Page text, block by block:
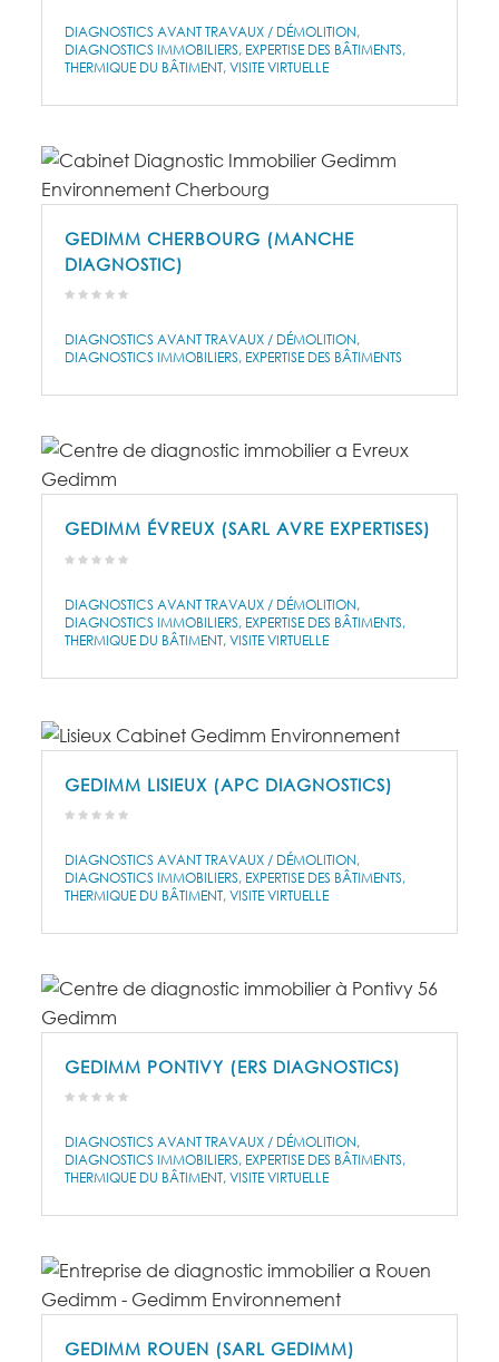
DIAGNOSTICS AVANT TRAVAUX / DÉMOLITION
DIAGNOSTICS IMMOBILIERS EXPERTISE DES BÂTIMENTS
THERMIQUE DU BÂTIMENT VISITE VIRTUELLE
GEDIMM CHERBOURG (MANCHE
DIAGNOSTIC)
DIAGNOSTICS AVANT TRAVAUX / DÉMOLITION
DIAGNOSTICS IMMOBILIERS EXPERTISE DES BÂTIMENTS
GEDIMM ÉVREUX (SARL AVRE EXPERTISES)
DIAGNOSTICS AVANT TRAVAUX / DÉMOLITION
DIAGNOSTICS IMMOBILIERS EXPERTISE DES BÂTIMENTS
THERMIQUE DU BÂTIMENT VISITE VIRTUELLE
GEDIMM LISIEUX (APC DIAGNOSTICS)
DIAGNOSTICS AVANT TRAVAUX / DÉMOLITION
DIAGNOSTICS IMMOBILIERS EXPERTISE DES BÂTIMENTS
THERMIQUE DU BÂTIMENT VISITE VIRTUELLE
GEDIMM PONTIVY (ERS DIAGNOSTICS)
DIAGNOSTICS AVANT TRAVAUX / DÉMOLITION
DIAGNOSTICS IMMOBILIERS EXPERTISE DES BÂTIMENTS
THERMIQUE DU BÂTIMENT VISITE VIRTUELLE
GEDIMM ROUEN (SARL GEDIMM)